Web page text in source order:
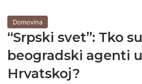
Domovina
“Srpski svet”: Tko su
beogradski agenti u
Hrvatskoj?